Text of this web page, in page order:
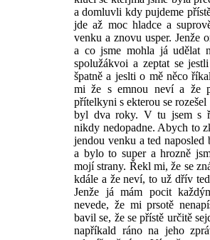
a domluvli kdy pujdeme
jde až moc hladce a
venku a znovu usper. Jenže
a co jsme mohla já udělat
spolužákvoi a zeptat se
špatně a jeslti o mě něco
mi že s emnou neví a že
přítelkyni s ekterou se
byl dva roky. V tu jsem s
nikdy nedopadne. Abych to
jendou venku a ted
a bylo to super a hrozně
mojí strany. Řekl mi, že se
kdále a že neví, to už dřív
Jenže já mám pocit
nevede, že mi prsotě
bavil se, že se přístě určitě
napříkald ráno na jeho